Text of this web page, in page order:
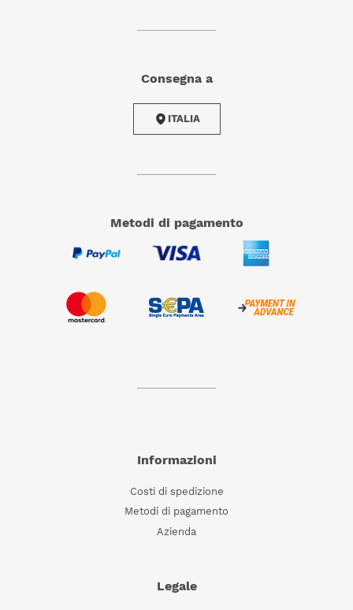
Consegna a
ITALIA
metodi di pagamento
Informazioni
Costi di spedizione
Metodi di pagamento
Azienda
Legale